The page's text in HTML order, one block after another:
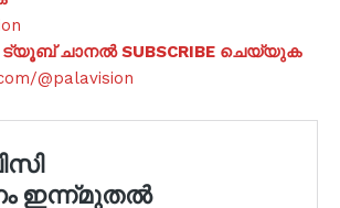
ചാനൽ SUBSCRIBE ചെയ്യുക
@palavision